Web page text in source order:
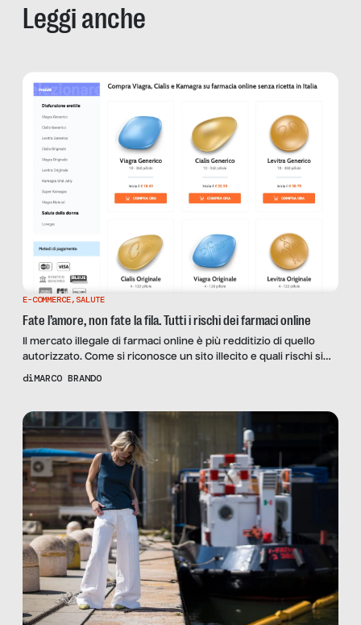
Leggi anche
E-COMMERCE, SALUTE
Fate l’amore, non fate la fila. Tutti i rischi dei farmaci online
Il mercato illegale di farmaci online è più redditizio di quello
autorizzato. Come si riconosce un sito illecito e quali rischi si
corrono?
diMARCO BRANDO